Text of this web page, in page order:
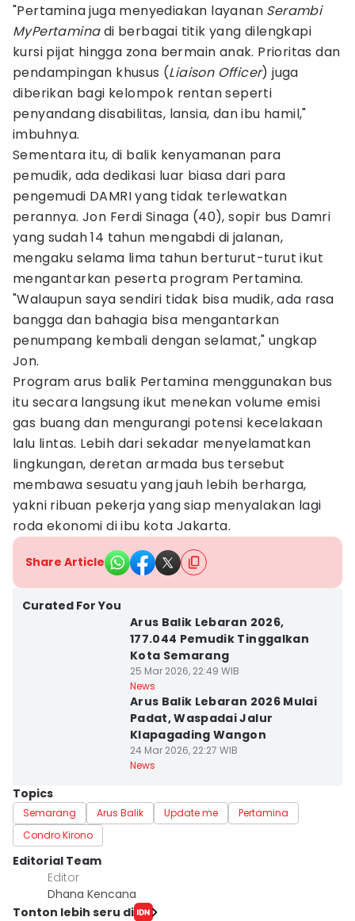
"Pertamina juga menyediakan layanan Serambi
MyPertaminadi berbagai titik yang dilengkapi
kursi pijat hingga zona bermain anak. Prioritas dan
pendampingan khusus (Liaison Officer) juga
diberikan bagi kelompok rentan seperti
penyandang disabilitas, lansia, dan ibu hamil,"
imbuhnya.
Sementara itu, di balik kenyamanan para
pemudik, ada dedikasi luar biasa dari para
pengemudi DAMRI yang tidak terlewatkan
perannya. Jon Ferdi Sinaga (40), sopir bus Damri
yang sudah 14 tahun mengabdi di jalanan,
mengaku selama lima tahun berturut-turut ikut
mengantarkan peserta program Pertamina.
"Walaupun saya sendiri tidak bisa mudik, ada rasa
bangga dan bahagia bisa mengantarkan
penumpang kembali dengan selamat," ungkap
Jon.
Program arus balik Pertamina menggunakan bus
itu secara langsung ikut menekan volume emisi
gas buang dan mengurangi potensi kecelakaan
lalu lintas. Lebih dari sekadar menyelamatkan
lingkungan, deretan armada bus tersebut
membawa sesuatu yang jauh lebih berharga,
yakni ribuan pekerja yang siap menyalakan lagi
roda ekonomi di ibu kota Jakarta.
Share Article
Curated For You
Arus Balik Lebaran 2026,
177.044 Pemudik Tinggalkan
Kota Semarang
25 Mar 2026, 22:49 WIB
News
Arus Balik Lebaran 2026 Mulai
Padat, Waspadai Jalur
Klapagading Wangon
24 Mar 2026, 22:27 WIB
News
Topics
Semarang Arus Balik Update me
Pertamina
Condro Kirono
Editorial Team
Editor
Dhana Kencana
Tonton lebih seru di